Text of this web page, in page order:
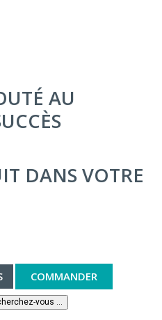
AU
DANS VOTRE
COMMANDER
vous ...